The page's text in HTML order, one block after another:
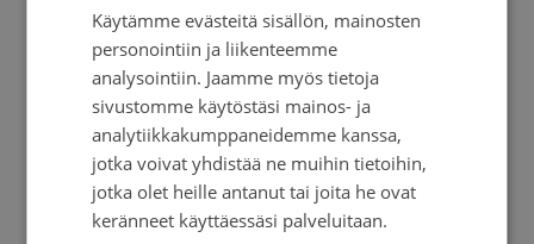
Salakavalan haimasyövän hoitotulokset
paranevat hiljalleen
Haimasyöpään sairastuu noin 1200 suomalaista
vuosittain. Haimasyövän ennuste on huono,
koska syöpä löydetään yleensä vasta
levinneenä. Sairastuneiden eliniän ennuste on
SWEDISH
Käytämme evästeitä sisällön, mainosten
personointiin ja liikenteemme
analysointiin. Jaamme myös tietoja
sivustomme käytöstäsi mainos- ja
analytiikkakumppaneidemme kanssa,
jotka voivat yhdistää ne muihin tietoihin,
jotka olet heille antanut tai joita he ovat
keränneet käyttäessäsi palveluitaan.